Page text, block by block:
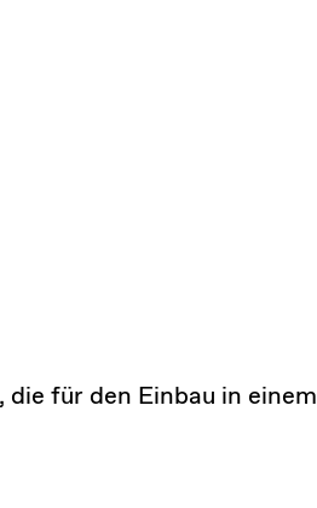
für den Einbau in einem